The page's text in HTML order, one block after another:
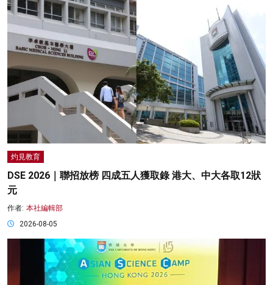
灼見教育
DSE 2026｜聯招放榜 四成五人獲取錄 港大、中大各取12狀
元
作者: 本社編輯部
2026-08-05